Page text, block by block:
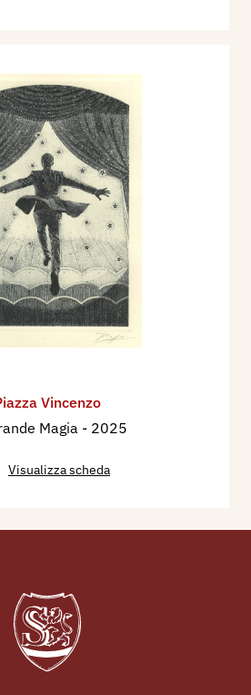
Vincenzo
Magia - 2025
Visualizza scheda